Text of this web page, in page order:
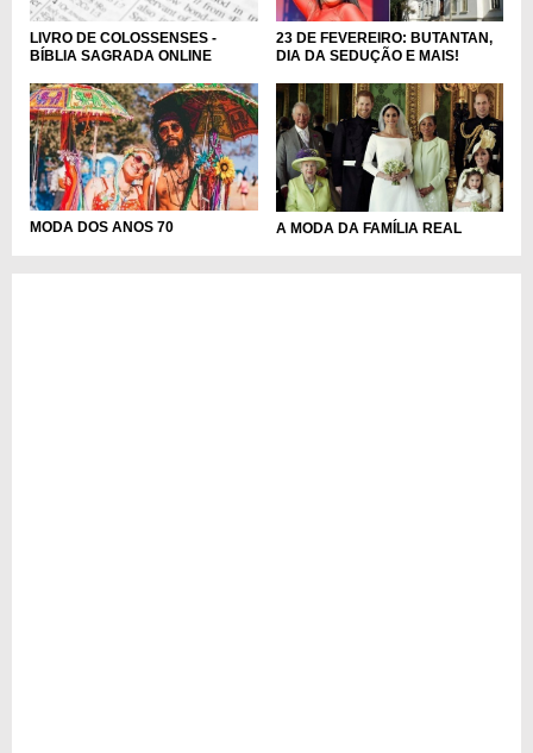
LIVRO DE COLOSSENSES -
BÍBLIA SAGRADA ONLINE
23 DE FEVEREIRO: BUTANTAN,
DIA DA SEDUÇÃO E MAIS!
MODA DOS ANOS 70 A MODA DA FAMÍLIA REAL